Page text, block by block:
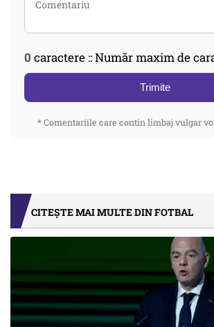
0 caractere :: Număr maxim de
Trimite
* Comentariile care contin limbaj vulgar
CITEȘTE MAI MULTE DIN FOTBAL